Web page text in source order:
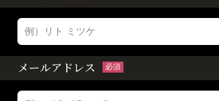
メールアドレス 必須